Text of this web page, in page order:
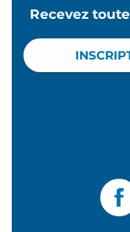
Recevez